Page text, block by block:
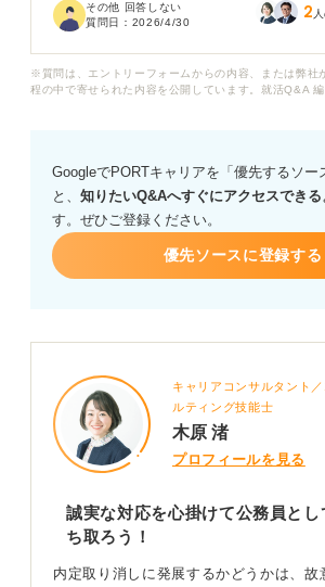
されるのでしょうか？
り消しまで発展するのか、その境界線を
公務員採用における職歴確認のプロセス
がある場合に正直に申告すべきタイミン
て、具体的なアドバイスをお願いします
その他 回答しない
質問日： 2026/4/30 2
※質問は、エントリーフォームからの内容、または弊社
程の中で寄せられた内容を公開しています。就活Q&A 編
GoogleでPORTキャリアを「優先するソー
と、 知りたいQ&Aへすぐにアクセスできる
す。ぜひご登録ください。
優先ソースに登録する
キャリアコンサルタント
ルティング技能士
木原 渚
プロフィールを見る
誠実な対応を心掛けて公務員と
ち取ろう！
内定取り消しに発展するかどうかは、故